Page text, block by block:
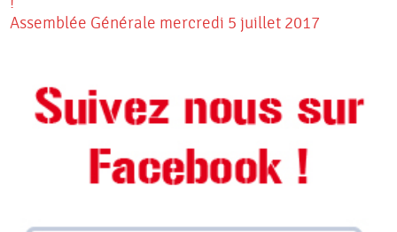
Assemblée Générale mercredi 5 juillet 2017